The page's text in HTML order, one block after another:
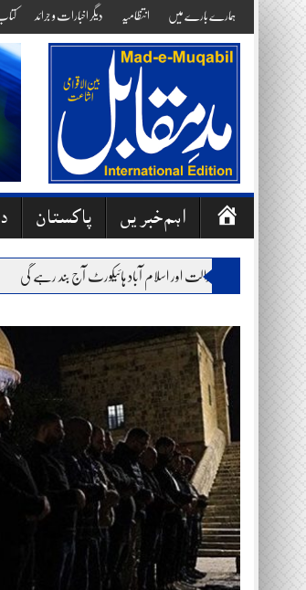
to
content
ہمارے بارے میں انتظامیہ دیگر اخبارات و جرائد
ص
ف
ہ
ا
وّ
ل
اہم خبریں پاکستان
وفاقی آئینی عدالت اور اسلام آباد ہائیکورٹ آج بند رہے گی